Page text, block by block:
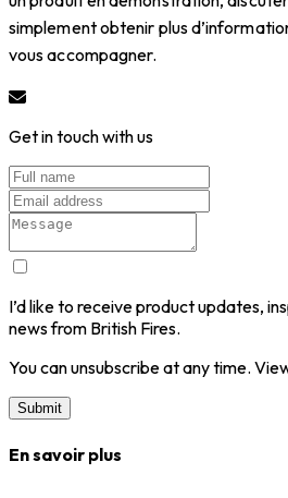
simplement obtenir plus
vous accompagner.
Get in touch with us
I’d like to receive product updates,
news from British Fires.
You can unsubscribe at any time.
Submit
En savoir plus